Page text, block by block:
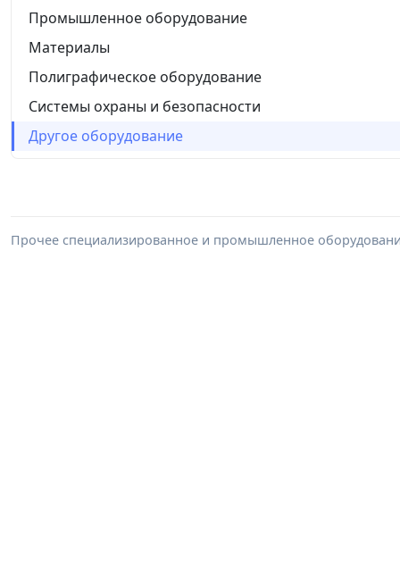
Промышленное оборудование
Материалы
Полиграфическое оборудование
Системы охраны и безопасности
Другое оборудование
Прочее специализированное и промышленное